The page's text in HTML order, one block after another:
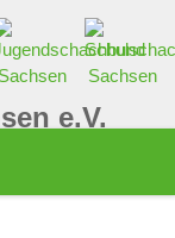
e.V.